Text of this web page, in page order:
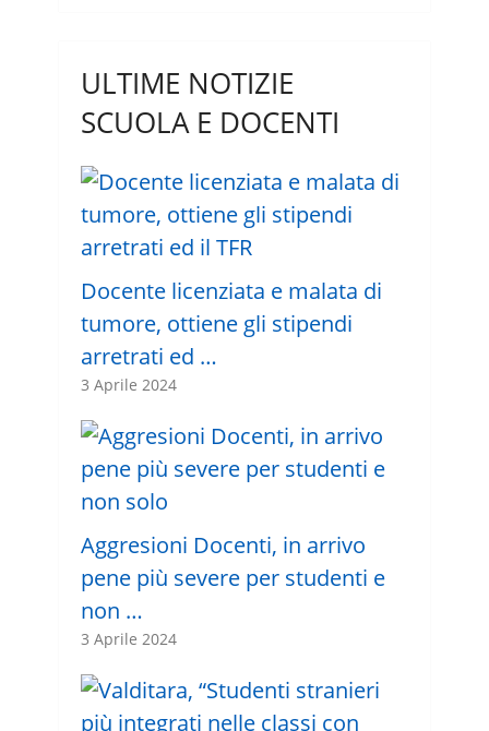
ULTIME NOTIZIE
SCUOLA E DOCENTI
Docente licenziata e malata di
tumore, ottiene gli stipendi
arretrati ed …
3 Aprile 2024
Aggresioni Docenti, in arrivo
pene più severe per studenti e
non …
3 Aprile 2024